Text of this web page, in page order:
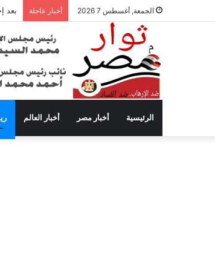
الجمعة, أغسطس 7 2026 أخبار عاجلة بعد
الرئيسية أخبار مصر أخبار العالم